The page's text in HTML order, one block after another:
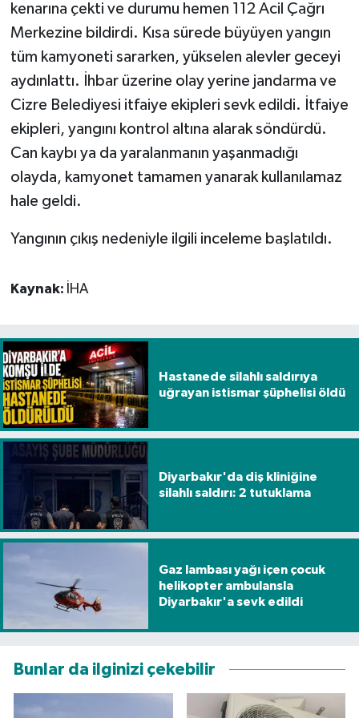
kenarına çekti ve durumu hemen 112 Acil Çağrı
Merkezine bildirdi. Kısa sürede büyüyen yangın
tüm kamyoneti sararken, yükselen alevler geceyi
aydınlattı. İhbar üzerine olay yerine jandarma ve
Cizre Belediyesi itfaiye ekipleri sevk edildi. İtfaiye
ekipleri, yangını kontrol altına alarak söndürdü.
Can kaybı ya da yaralanmanın yaşanmadığı
olayda, kamyonet tamamen yanarak kullanılamaz
hale geldi.
Yangının çıkış nedeniyle ilgili inceleme başlatıldı.
Kaynak: İHA
Hastanede silahlı saldırıya
uğrayan istismar şüphelisi öldü
Diyarbakır'da diş kliniğine
silahlı saldırı: 2 tutuklama
Gaz lambası yağı içen çocuk
helikopter ambulansla
Diyarbakır'a sevk edildi
Bunlar da ilginizi çekebilir
Spor
Yaşam